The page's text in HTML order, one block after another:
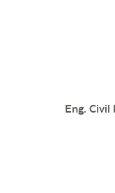
Eng. Civil